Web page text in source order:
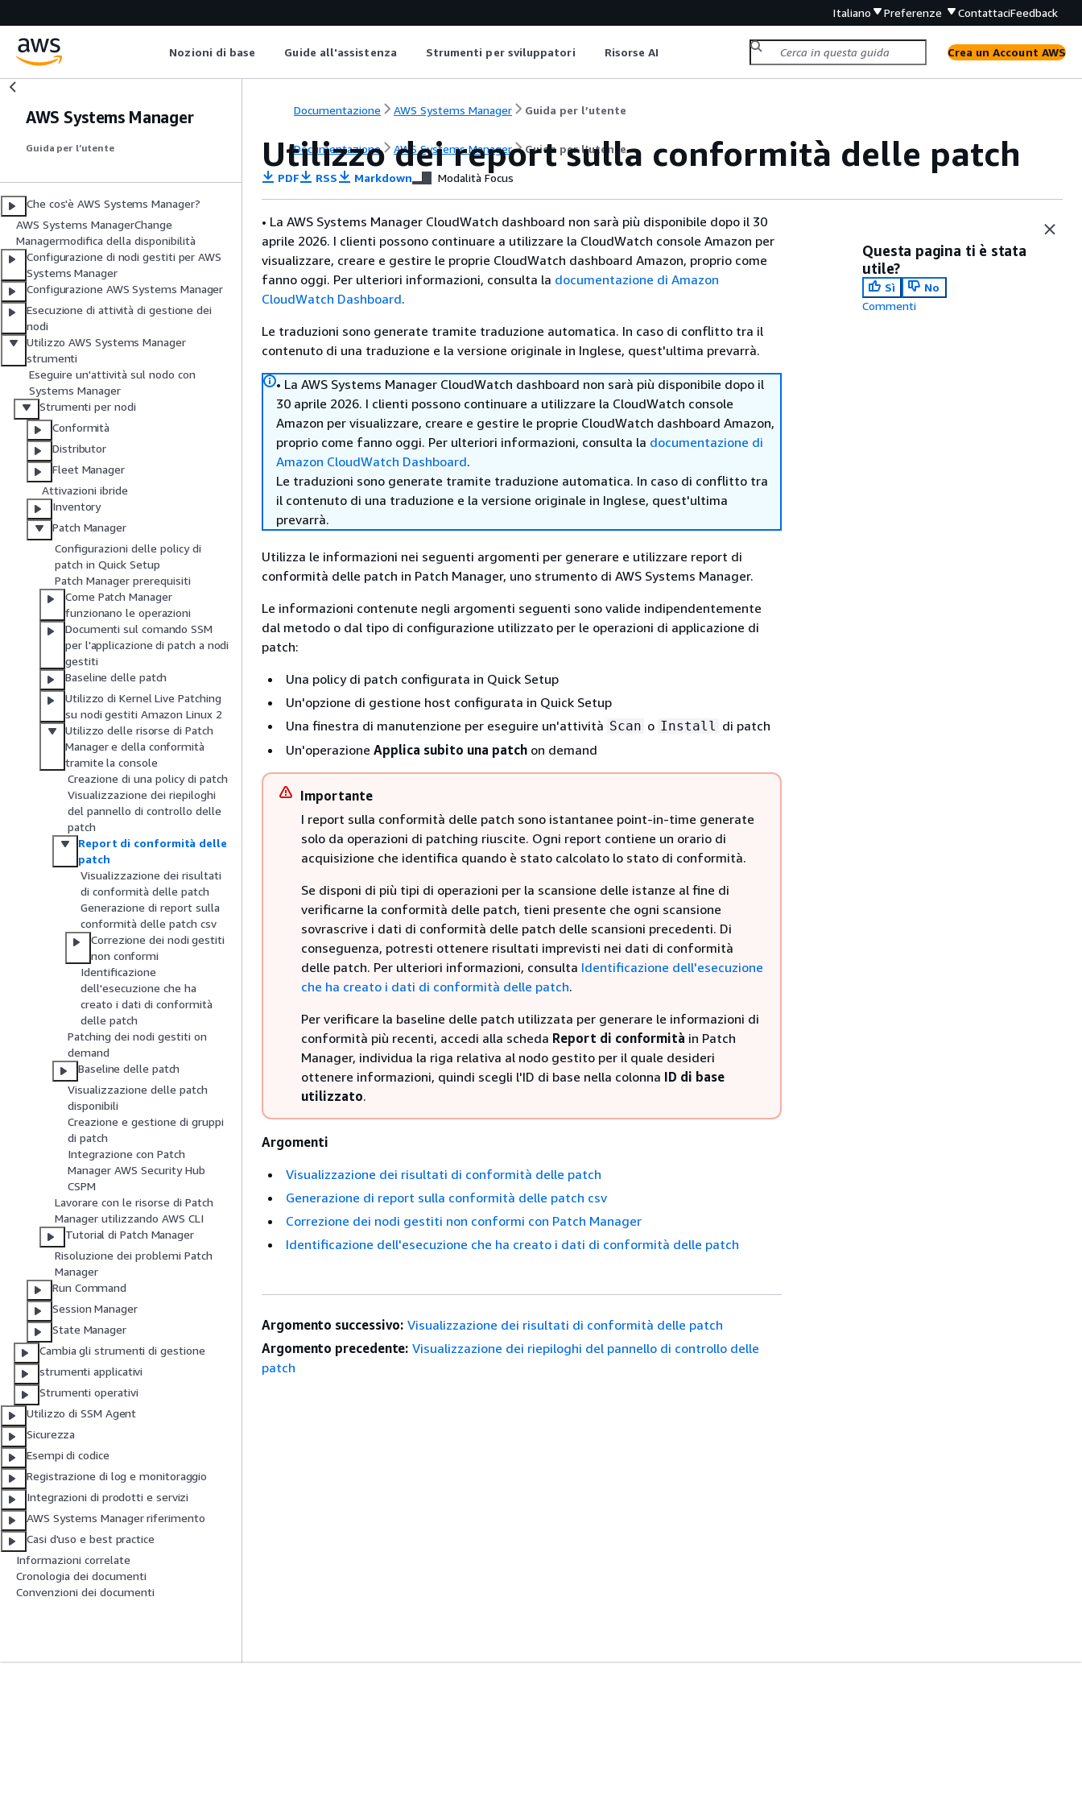
Italiano Preferenze ContattaciFeedback
Nozioni di base Guide all'assistenza Strumenti per sviluppatori Risorse AI Crea un Account AWS
AWS Systems Manager
Guida per l’utente
Che cos'è AWS Systems Manager?
AWS Systems ManagerChange
Managermodifica della disponibilità
Configurazione di nodi gestiti per AWS
Systems Manager
Configurazione AWS Systems Manager
Esecuzione di attività di gestione dei
nodi
Utilizzo AWS Systems Manager
strumenti
Eseguire un'attività sul nodo con
Systems Manager
Strumenti per nodi
Conformità
Distributor
Fleet Manager
Attivazioni ibride
Inventory
Patch Manager
Configurazioni delle policy di
patch in Quick Setup
Patch Manager prerequisiti
Come Patch Manager
funzionano le operazioni
Documenti sul comando SSM
per l'applicazione di patch a nodi
gestiti
Baseline delle patch
Utilizzo di Kernel Live Patching
su nodi gestiti Amazon Linux 2
Utilizzo delle risorse di Patch
Manager e della conformità
tramite la console
Creazione di una policy di patch
Visualizzazione dei riepiloghi
del pannello di controllo delle
patch
Report di conformità delle
patch
Visualizzazione dei risultati
di conformità delle patch
Generazione di report sulla
conformità delle patch csv
Correzione dei nodi gestiti
non conformi
Identificazione
dell'esecuzione che ha
creato i dati di conformità
delle patch
Patching dei nodi gestiti on
demand
Baseline delle patch
Visualizzazione delle patch
disponibili
Creazione e gestione di gruppi
di patch
Integrazione con Patch
Manager AWS Security Hub
CSPM
Lavorare con le risorse di Patch
Manager utilizzando AWS CLI
Tutorial di Patch Manager
Risoluzione dei problemi Patch
Manager
Run Command
Session Manager
State Manager
Cambia gli strumenti di gestione
strumenti applicativi
Strumenti operativi
Utilizzo di SSM Agent
Sicurezza
Esempi di codice
Registrazione di log e monitoraggio
Integrazioni di prodotti e servizi
AWS Systems Manager riferimento
Casi d'uso e best practice
Informazioni correlate
Cronologia dei documenti
Convenzioni dei documenti
Documentazione AWS Systems Manager Guida per l’utente
Documentazione AWS Systems Manager Guida per l’utente
Utilizzo dei report sulla conformità delle patch
PDF RSS Markdown Modalità Focus
• La AWS Systems Manager CloudWatch dashboard non sarà più disponibile dopo il 30
aprile 2026. I clienti possono continuare a utilizzare la CloudWatch console Amazon per
visualizzare, creare e gestire le proprie CloudWatch dashboard Amazon, proprio come
fanno oggi. Per ulteriori informazioni, consulta la documentazione di Amazon
CloudWatch Dashboard.
Le traduzioni sono generate tramite traduzione automatica. In caso di conflitto tra il
contenuto di una traduzione e la versione originale in Inglese, quest'ultima prevarrà.
• La AWS Systems Manager CloudWatch dashboard non sarà più disponibile dopo il
30 aprile 2026. I clienti possono continuare a utilizzare la CloudWatch console
Amazon per visualizzare, creare e gestire le proprie CloudWatch dashboard Amazon,
proprio come fanno oggi. Per ulteriori informazioni, consulta la documentazione di
Amazon CloudWatch Dashboard.
Le traduzioni sono generate tramite traduzione automatica. In caso di conflitto tra
il contenuto di una traduzione e la versione originale in Inglese, quest'ultima
prevarrà.
Utilizza le informazioni nei seguenti argomenti per generare e utilizzare report di
conformità delle patch in Patch Manager, uno strumento di AWS Systems Manager.
Le informazioni contenute negli argomenti seguenti sono valide indipendentemente
dal metodo o dal tipo di configurazione utilizzato per le operazioni di applicazione di
patch:
Una policy di patch configurata in Quick Setup
Un'opzione di gestione host configurata in Quick Setup
Una finestra di manutenzione per eseguire un'attività Scan o Install di patch
Un'operazione Applica subito una patch on demand
Importante
I report sulla conformità delle patch sono istantanee point-in-time generate
solo da operazioni di patching riuscite. Ogni report contiene un orario di
acquisizione che identifica quando è stato calcolato lo stato di conformità.
Se disponi di più tipi di operazioni per la scansione delle istanze al fine di
verificarne la conformità delle patch, tieni presente che ogni scansione
sovrascrive i dati di conformità delle patch delle scansioni precedenti. Di
conseguenza, potresti ottenere risultati imprevisti nei dati di conformità
delle patch. Per ulteriori informazioni, consulta Identificazione dell'esecuzione
che ha creato i dati di conformità delle patch.
Per verificare la baseline delle patch utilizzata per generare le informazioni di
conformità più recenti, accedi alla scheda Report di conformità in Patch
Manager, individua la riga relativa al nodo gestito per il quale desideri
ottenere informazioni, quindi scegli l'ID di base nella colonna ID di base
utilizzato.
Argomenti
Visualizzazione dei risultati di conformità delle patch
Generazione di report sulla conformità delle patch csv
Correzione dei nodi gestiti non conformi con Patch Manager
Identificazione dell'esecuzione che ha creato i dati di conformità delle patch
Questa pagina ti è stata
utile?
Sì
No
Commenti
Argomento successivo: Visualizzazione dei risultati di conformità delle patch
Argomento precedente: Visualizzazione dei riepiloghi del pannello di controllo delle
patch